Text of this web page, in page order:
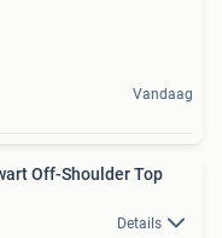
Vandaag
Off-Shoulder Top
Details